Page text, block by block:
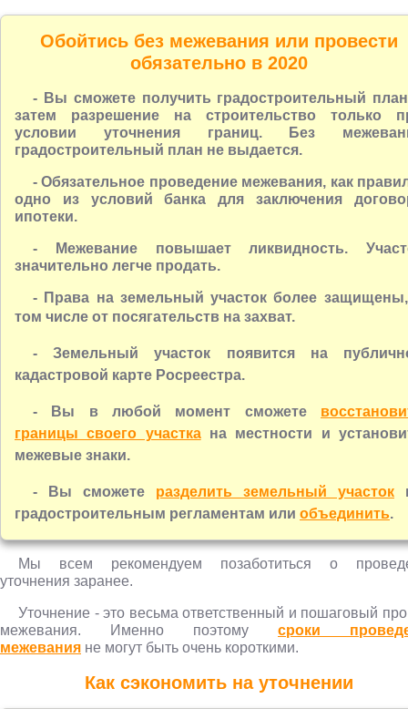
Обойтись без межевания или провести
обязательно в 2020
- Вы сможете получить градостроительный
затем разрешение на строительство только
условии уточнения границ. Без
градостроительный план не выдается.
- Обязательное проведение межевания, как
одно из условий банка для заключения
ипотеки.
- Межевание повышает ликвидность.
значительно легче продать.
- Права на земельный участок более
том числе от посягательств на захват.
- Земельный участок появится на
кадастровой карте Росреестра.
- Вы в любой момент сможете
границы своего участкана местности и
межевые знаки.
- Вы сможете разделить земельный участок
градостроительным регламентам или объединить.
Мы всем рекомендуем позаботиться о
уточнения заранее.
Уточнение - это весьма ответственный и пошаговый
межевания. Именно поэтому сроки
межевания не могут быть очень короткими.
Как сэкономить на уточнении